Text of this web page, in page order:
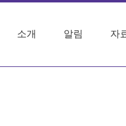
소개 알림 자